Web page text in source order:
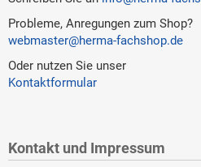
Probleme, Anregungen zum Shop?
webmaster@herma-fachshop.de
Oder nutzen Sie unser
Kontaktformular
Kontakt und Impressum